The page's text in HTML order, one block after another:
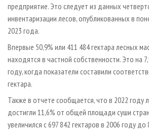
БИОЭНЕРГЕТИКА
ЦБП
RUSSIAN FORESTRY REVIEW
ГАЗЕТА ЛЕСПРОМФОРУМ
БИБЛИОТЕКА СПЕЦИАЛИСТА
предприятие. Это следует из данных
инвентаризации лесов, опубликованных в
2023 года.
Впервые 50,9% или 411 484 гектара лесных
находятся в частной собственности. Это на
году, когда показатели составили
гектара.
Также в отчете сообщается, что в 2022 году
достигли 11,6% от общей площади суши
увеличился с 697 842 гектаров в 2006 году до